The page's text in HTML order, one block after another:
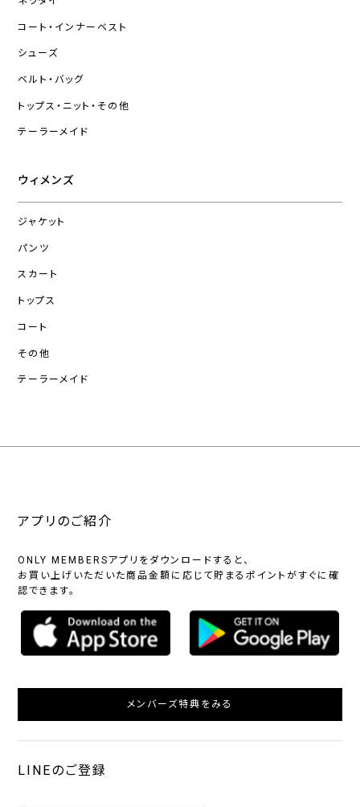
コート・インナーベスト
シューズ
ベルト・バッグ
トップス・ニット・その他
テーラーメイド
ウィメンズ
ジャケット
パンツ
スカート
トップス
コート
その他
テーラーメイド
アプリのご紹介
ONLY MEMBERSアプリをダウンロードすると、
お買い上げいただいた商品金額に応じて貯まるポイントがすぐに確
認できます。
メンバーズ特典をみる
LINEのご登録